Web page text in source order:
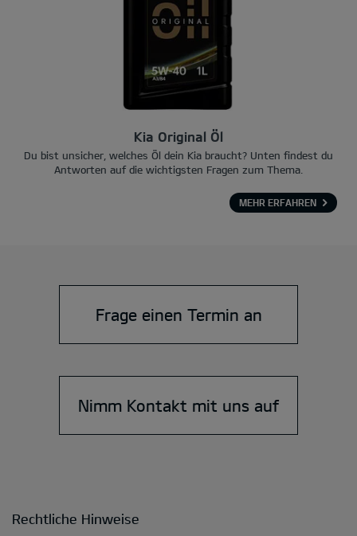
Kia Original Öl
Du bist unsicher, welches Öl dein Kia braucht? Unten findest du
Antworten auf die wichtigsten Fragen zum Thema.
MEHR ERFAHREN
Frage einen Termin an
Nimm Kontakt mit uns auf
Rechtliche Hinweise